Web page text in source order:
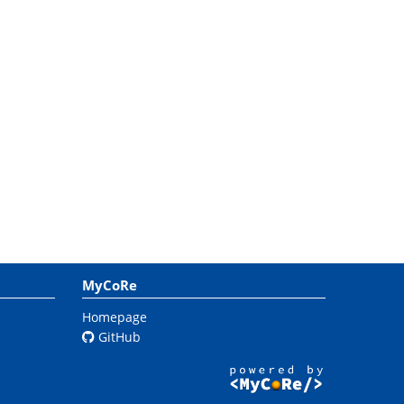
MyCoRe
Homepage
GitHub